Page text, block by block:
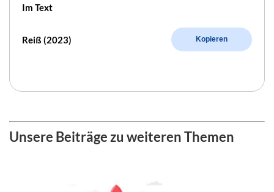
Im Text
Reiß (2023) Kopieren
Unsere Beiträge zu weiteren Themen